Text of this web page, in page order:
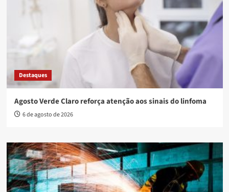
Destaques
Agosto Verde Claro reforça atenção aos sinais do linfoma
6 de agosto de 2026